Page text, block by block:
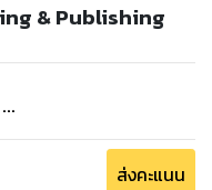
& Publishing
ส่งคะแนน